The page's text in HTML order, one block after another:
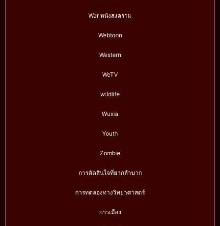
War หนังสงคราม
Webtoon
Western
WeTV
wildlife
Wuxia
Youth
Zombie
การตัดสินใจที่ยากลำบาก
การทดลองทางวิทยาศาสตร์
การเมือง